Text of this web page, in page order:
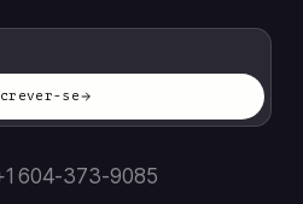
se
604-373-9085